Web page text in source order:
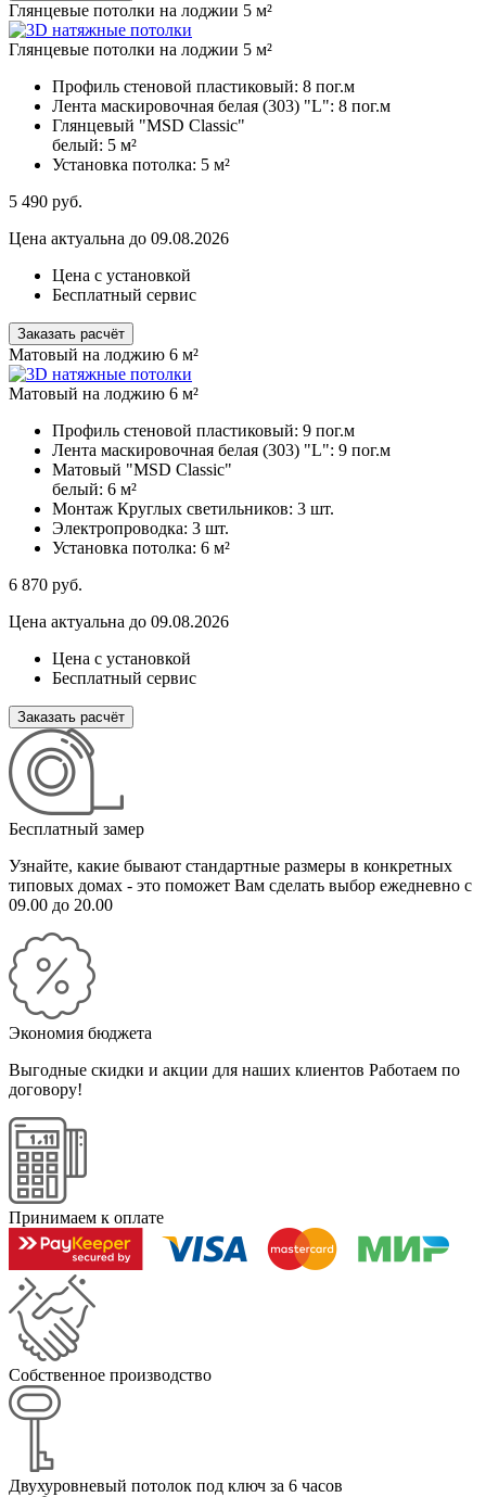
Глянцевые потолки на лоджии 5 м²
Глянцевые потолки на лоджии 5 м²
Профиль стеновой пластиковый: 8 пог.м
Лента маскировочная белая (303) "L": 8 пог.м
Глянцевый "MSD Classic"
белый: 5 м²
Установка потолка: 5 м²
5 490 руб.
Цена актуальна до 09.08.2026
Цена с установкой
Бесплатный сервис
Заказать расчёт
Матовый на лоджию 6 м²
Матовый на лоджию 6 м²
Профиль стеновой пластиковый: 9 пог.м
Лента маскировочная белая (303) "L": 9 пог.м
Матовый "MSD Classic"
белый: 6 м²
Монтаж Круглых светильников: 3 шт.
Электропроводка: 3 шт.
Установка потолка: 6 м²
6 870 руб.
Цена актуальна до 09.08.2026
Цена с установкой
Бесплатный сервис
Заказать расчёт
Бесплатный замер
Узнайте, какие бывают стандартные размеры в конкретных
типовых домах - это поможет Вам сделать выбор ежедневно с
09.00 до 20.00
Экономия бюджета
Выгодные скидки и акции для наших клиентов Работаем по
договору!
Принимаем к оплате
Собственное производство
Двухуровневый потолок под ключ за 6 часов